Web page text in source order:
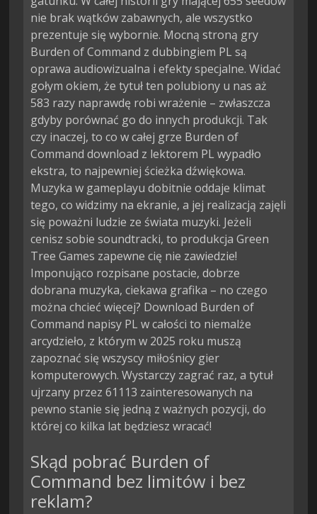
nie brak wątków zabawnych, ale wszystko
prezentuje się wybornie. Mocną stroną gry
Burden of Command z dubbingiem PL są
oprawa audiowizualna i efekty specjalne. Widać
gołym okiem, że tytuł ten polubiony u nas aż
583 razy naprawdę robi wrażenie – zwłaszcza
gdyby porównać go do innych produkcji. Tak
czy inaczej, to co w całej grze Burden of
Command download z lektorem PL wypadło
ekstra, to najpewniej ścieżka dźwiękowa.
Muzyka w gameplayu dobitnie oddaje klimat
tego, co widzimy na ekranie, a jej realizacją zajęli
się poważni ludzie ze świata muzyki. Jeżeli
cenisz sobie soundtracki, to produkcja Green
Tree Games zapewne cię nie zawiedzie!
Imponująco rozpisane postacie, dobrze
dobrana muzyka, ciekawa grafika – no czego
można chcieć więcej? Download Burden of
Command napisy PL w całości to niemalże
arcydzieło, z którym w 2025 roku muszą
zapoznać się wszyscy miłośnicy gier
komputerowych. Wystarczy zagrać raz, a tytuł
ujrzany przez 61113 zainteresowanych na
pewno stanie się jedną z ważnych pozycji, do
której co kilka lat będziesz wracać!
Skąd pobrać Burden of
Command bez limitów i bez
reklam?